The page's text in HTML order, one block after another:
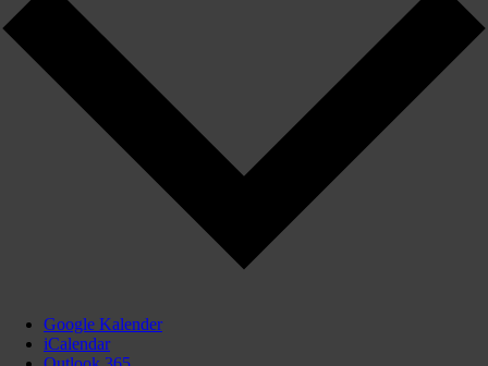
Google Kalender
iCalendar